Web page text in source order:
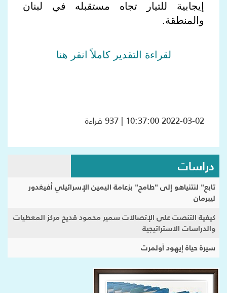
إيجابية للتيار تجاه مستقبله في لبنان
والمنطقة.
لقراءة التقدير كاملاً انقر هنا
2022-03-02 10:37:00 | 937 قراءة
دراسات
تابع" لنتنياهو إلى "طامح" بزعامة اليمين الإسرائيلي أفيغدور
ليبرمان
كيفية التنصت على الإتصالات سمير محمود قديح مركز المعطيات
والدراسات الاستراتيجية
سيرة حياة إيهود أولمرت